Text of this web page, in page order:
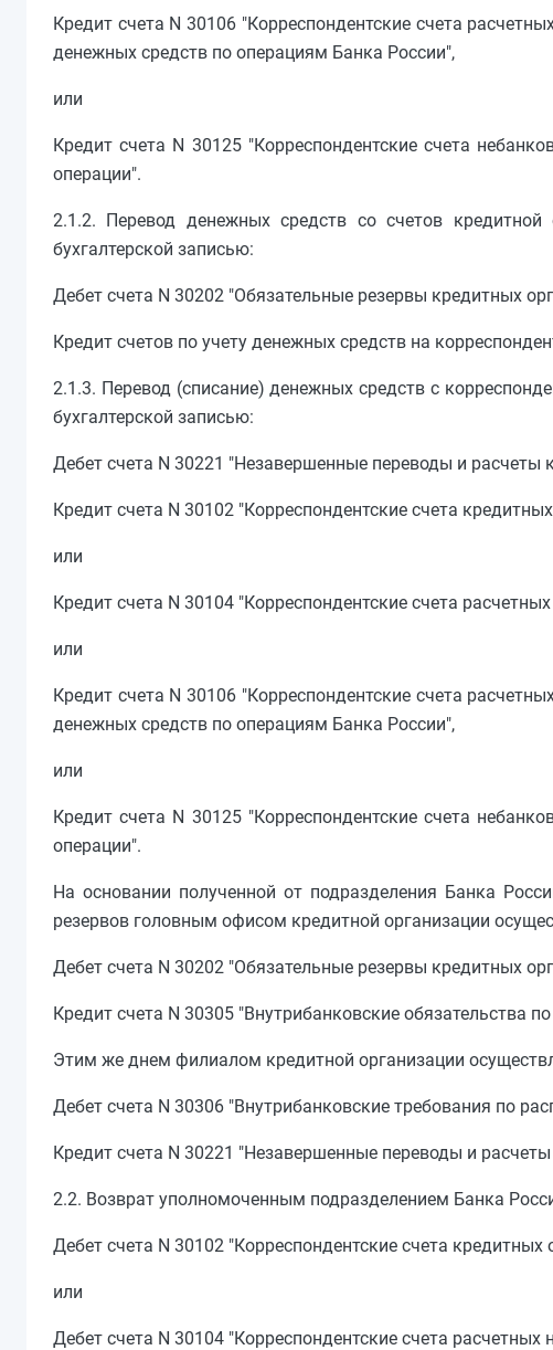
Кредит счета N 30106 "Корреспондентские счета
денежных средств по операциям Банка России",
или
Кредит счета N 30125 "Корреспондентские счета
операции".
2.1.2. Перевод денежных средств со счетов
бухгалтерской записью:
Дебет счета N 30202 "Обязательные резервы кредитных
Кредит счетов по учету денежных средств на
2.1.3. Перевод (списание) денежных средств с
бухгалтерской записью:
Дебет счета N 30221 "Незавершенные переводы и расчеты
Кредит счета N 30102 "Корреспондентские счета
или
Кредит счета N 30104 "Корреспондентские счета
или
Кредит счета N 30106 "Корреспондентские счета
денежных средств по операциям Банка России",
или
Кредит счета N 30125 "Корреспондентские счета
операции".
На основании полученной от подразделения Банка
резервов головным офисом кредитной организации
Дебет счета N 30202 "Обязательные резервы кредитных
Кредит счета N 30305 "Внутрибанковские обязательства
Этим же днем филиалом кредитной организации
Дебет счета N 30306 "Внутрибанковские требования по
Кредит счета N 30221 "Незавершенные переводы и
2.2. Возврат уполномоченным подразделением Банка
Дебет счета N 30102 "Корреспондентские счета кредитных
или
Дебет счета N 30104 "Корреспондентские счета